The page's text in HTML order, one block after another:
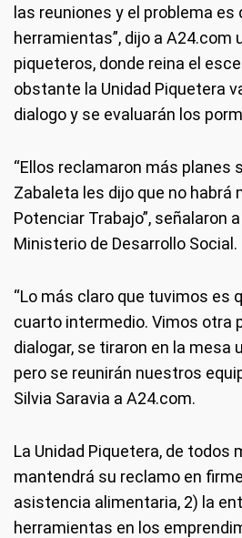
las reuniones y el problema
herramientas”, dijo a A24.com
piqueteros, donde reina el
obstante la Unidad Piquetera
dialogo y se evaluarán los
“Ellos reclamaron más planes
Zabaleta les dijo que no habrá
Potenciar Trabajo”, señalaron
Ministerio de Desarrollo Social.
“Lo más claro que tuvimos es
cuarto intermedio. Vimos otra
dialogar, se tiraron en la mesa
pero se reunirán nuestros
Silvia Saravia a A24.com.
La Unidad Piquetera, de todos
mantendrá su reclamo en
asistencia alimentaria, 2) la
herramientas en los